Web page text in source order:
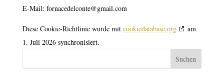
E-Mail: fornacedelconte@gmail.com
Diese Cookie-Richtlinie wurde mit cookiedatabase.org
am
1. Juli 2026 synchronisiert.
Suchen